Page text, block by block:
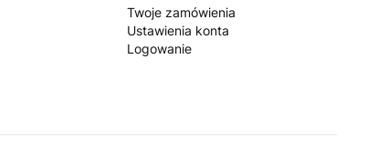
Twoje zamówienia
Ustawienia konta
Logowanie